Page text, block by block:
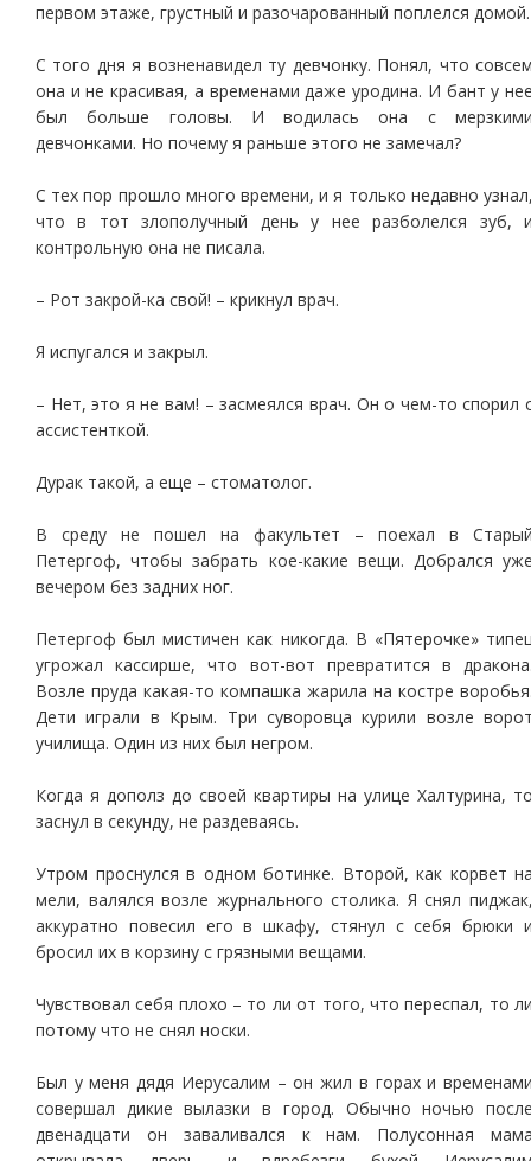
первом этаже, грустный и разочарованный поплелся домой.
С того дня я возненавидел ту девчонку. Понял, что
она и не красивая, а временами даже уродина. И бант у
был больше головы. И водилась она с
девчонками. Но почему я раньше этого не замечал?
С тех пор прошло много времени, и я только недавно
что в тот злополучный день у нее разболелся зуб,
контрольную она не писала.
– Рот закрой-ка свой! – крикнул врач.
Я испугался и закрыл.
– Нет, это я не вам! – засмеялся врач. Он о чем-то спорил
ассистенткой.
Дурак такой, а еще – стоматолог.
В среду не пошел на факультет – поехал в
Петергоф, чтобы забрать кое-какие вещи. Добрался
вечером без задних ног.
Петергоф был мистичен как никогда. В «Пятерочке»
угрожал кассирше, что вот-вот превратится в
Возле пруда какая-то компашка жарила на костре
Дети играли в Крым. Три суворовца курили возле
училища. Один из них был негром.
Когда я дополз до своей квартиры на улице Халтурина,
заснул в секунду, не раздеваясь.
Утром проснулся в одном ботинке. Второй, как корвет
мели, валялся возле журнального столика. Я снял
аккуратно повесил его в шкафу, стянул с себя брюки
бросил их в корзину с грязными вещами.
Чувствовал себя плохо – то ли от того, что переспал, то
потому что не снял носки.
Был у меня дядя Иерусалим – он жил в горах и
совершал дикие вылазки в город. Обычно ночью
двенадцати он заваливался к нам. Полусонная